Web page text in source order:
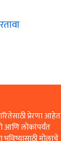
प्रेरणा आहेत.
आणि लोकांपर्यंत
मोलाचे